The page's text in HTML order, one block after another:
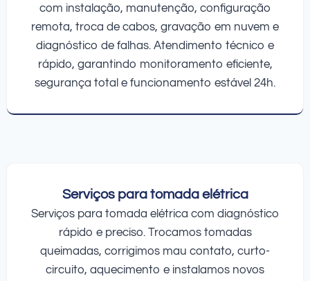
com instalação, manutenção, configuração
remota, troca de cabos, gravação em nuvem e
diagnóstico de falhas. Atendimento técnico e
rápido, garantindo monitoramento eficiente,
segurança total e funcionamento estável 24h.
Serviços para tomada elétrica
Serviços para tomada elétrica com diagnóstico
rápido e preciso. Trocamos tomadas
queimadas, corrigimos mau contato, curto-
circuito, aquecimento e instalamos novos